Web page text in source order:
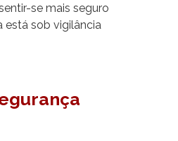
se mais seguro
está sob vigilância